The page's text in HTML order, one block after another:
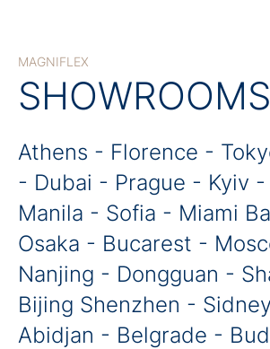
MAGNIFLEX
SHOWROOMS
Athens - Florence -
- Dubai - Prague - Kyiv
Manila - Sofia - Miami
Osaka - Bucarest -
Nanjing - Dongguan -
Bijing Shenzhen -
Abidjan - Belgrade -